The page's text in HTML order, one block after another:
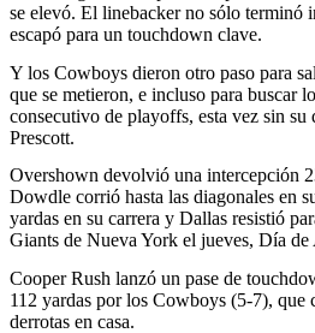
se elevó. El linebacker no sólo terminó
escapó para un touchdown clave.
Y los Cowboys dieron otro paso para
que se metieron, e incluso para buscar
consecutivo de playoffs, esta vez sin su
Prescott.
Overshown devolvió una intercepción
Dowdle corrió hasta las diagonales en
yardas en su carrera y Dallas resistió
Giants de Nueva York el jueves, Día
Cooper Rush lanzó un pase de
112 yardas por los Cowboys (5-7), que
derrotas en casa.